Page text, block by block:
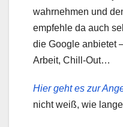
wahrnehmen und
empfehle da auch
die Google anbietet
Arbeit, Chill-Out…
Hier geht es zur
nicht weiß, wie